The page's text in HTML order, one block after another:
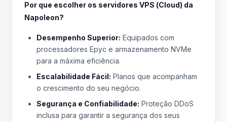
Por que escolher os servidores VPS (Cloud) da
Napoleon?
Desempenho Superior: Equipados com
processadores Epyc e armazenamento NVMe
para a máxima eficiência.
Escalabilidade Fácil: Planos que acompanham
o crescimento do seu negócio.
Segurança e Confiabilidade: Proteção DDoS
inclusa para garantir a segurança dos seus